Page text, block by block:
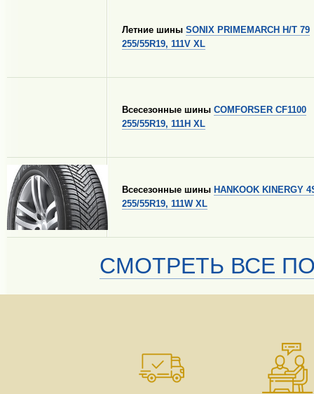
Летние шины SONIX PRIMEMARCH H/T 79
255/55R19, 111V XL
Всесезонные шины COMFORSER CF1100
255/55R19, 111H XL
Всесезонные шины HANKOOK KINERGY
255/55R19, 111W XL
СМОТРЕТЬ ВСЕ